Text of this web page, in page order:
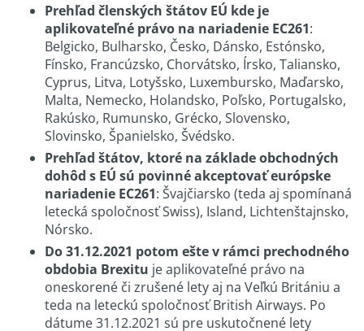
Prehľad členských štátov EÚ kde je
aplikovateľné právo na nariadenie EC261:
Belgicko, Bulharsko, Česko, Dánsko, Estónsko,
Fínsko, Francúzsko, Chorvátsko, Írsko, Taliansko,
Cyprus, Litva, Lotyšsko, Luxembursko, Maďarsko,
Malta, Nemecko, Holandsko, Poľsko, Portugalsko,
Rakúsko, Rumunsko, Grécko, Slovensko,
Slovinsko, Španielsko, Švédsko.
Prehľad štátov, ktoré na základe obchodných
dohôd s EÚ sú povinné akceptovať európske
nariadenie EC261: Švajčiarsko (teda aj spomínaná
letecká spoločnosť Swiss), Island, Lichtenštajnsko,
Nórsko.
Do 31.12.2021 potom ešte v rámci prechodného
obdobia Brexitu je aplikovateľné právo na
oneskorené či zrušené lety aj na Veľkú Britániu a
teda na leteckú spoločnosť British Airways. Po
dátume 31.12.2021 sú pre uskutočnené lety